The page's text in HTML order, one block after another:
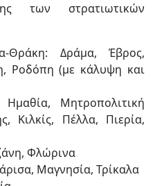
των στρατιωτικών
Θράκη: Δράμα, Έβρος,
Ροδόπη (με κάλυψη και
Ημαθία, Μητροπολιτική
Κιλκίς, Πέλλα, Πιερία,
Φλώρινα
Μαγνησία, Τρίκαλα